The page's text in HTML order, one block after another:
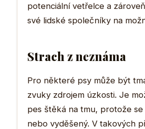
potenciální vetřelce a
své lidské společníky na
Strach z neznáma
Pro některé psy může být
zvuky zdrojem úzkosti. Je
pes štěká na tmu, protože
nebo vyděšený. V takových